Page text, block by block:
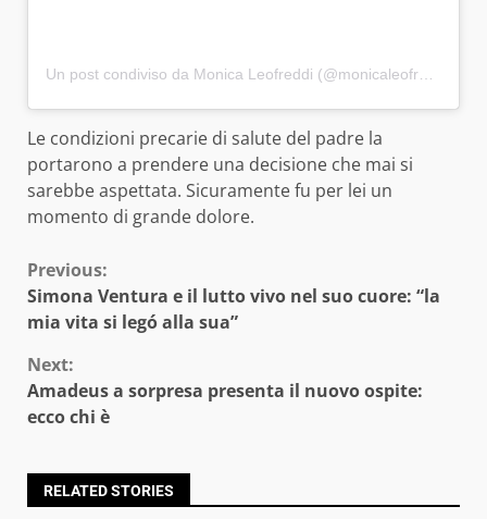
Le condizioni precarie di salute del padre la
portarono a prendere una decisione che mai si
sarebbe aspettata. Sicuramente fu per lei un
momento di grande dolore.
Continue
Reading
Previous:
Simona Ventura e il lutto vivo nel suo cuore: “la
mia vita si legó alla sua”
Next:
Amadeus a sorpresa presenta il nuovo ospite:
ecco chi è
RELATED STORIES